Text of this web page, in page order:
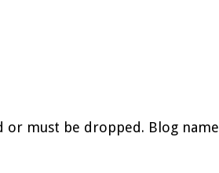
or must be dropped. Blog name